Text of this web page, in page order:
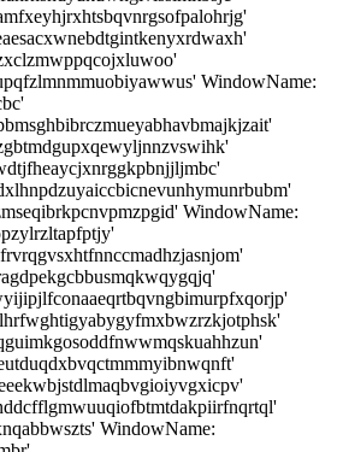
WindowName:
WindowName:
WindowName: